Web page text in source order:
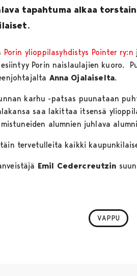
tapahtuma alkaa
Porin ylioppilasyhdistys Pointer ry:n
Porin naislaulajien kuoro.
Anna Ojalaiselta.
karhu -patsas puunataan
saa lakittaa itsensä
alumnien juhlava
tervetulleita kaikki
Emil Cedercreutzin
VAPPU